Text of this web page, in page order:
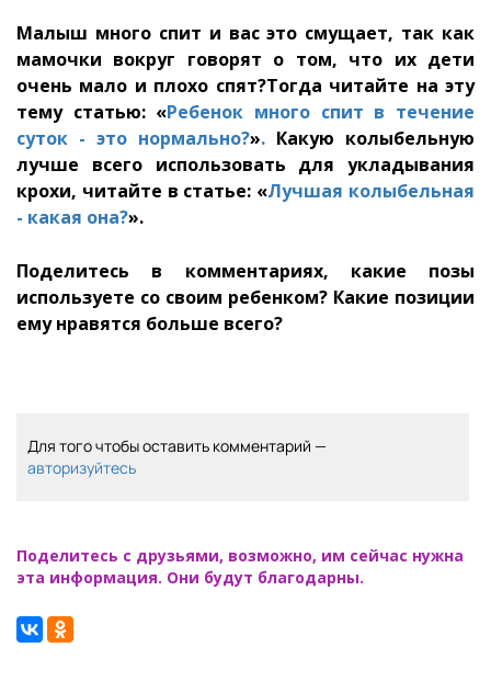
Малыш много спит и вас это смущает, так как
мамочки вокруг говорят о том, что их дети
очень мало и плохо спят?Тогда читайте на эту
тему статью: «Ребенок много спит в течение
суток - это нормально?». Какую колыбельную
лучше всего использовать для укладывания
крохи, читайте в статье: «Лучшая колыбельная
- какая она?».
Поделитесь в комментариях, какие позы
используете со своим ребенком? Какие позиции
ему нравятся больше всего?
Для того чтобы оставить комментарий —
авторизуйтесь
Поделитесь с друзьями, возможно, им сейчас нужна
эта информация. Они будут благодарны.